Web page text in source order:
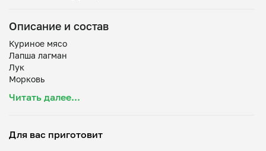
Описание и состав
Куриное мясо
Лапша лагман
Лук
Морковь
Болгарский перец
Соль
Читать далее...
Для вас приготовит